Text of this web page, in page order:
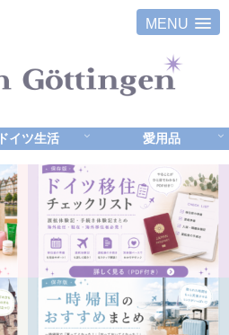
MENU
ドイツ生活 愛用品